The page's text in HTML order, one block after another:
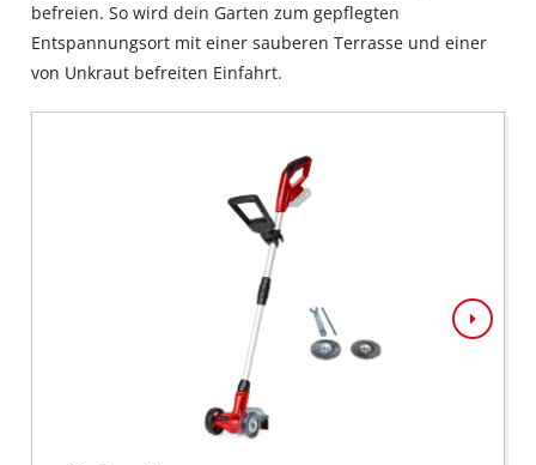
befreien. So wird dein Garten zum gepflegten
Entspannungsort mit einer sauberen Terrasse und einer
von Unkraut befreiten Einfahrt.